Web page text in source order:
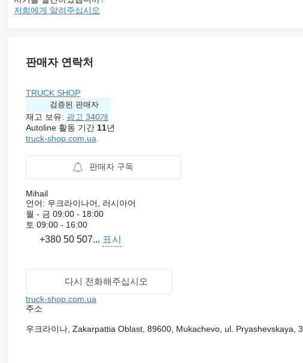
저희에게 알려주십시오
판매자 연락처
TRUCK SHOP
검증된 판매자
재고 보유: 광고 340개
Autoline 활동 기간 11년
truck-shop.com.ua
판매자 구독
Mihail
언어: 우크라이나어, 러시아어
월 - 금 09:00 - 18:00
토 09:00 - 16:00
+380 50 507... 표시
다시 전화해주십시오
truck-shop.com.ua
주소
우크라이나, Zakarpattia Oblast, 89600, Mukachevo, ul. Pryashevskaya, 3